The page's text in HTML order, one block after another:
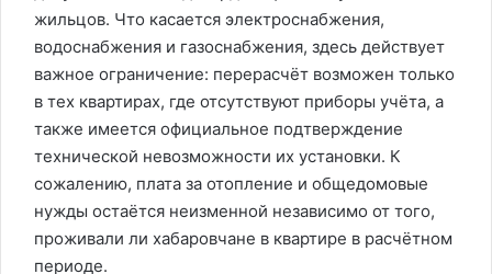
жильцов. Что касается электроснабжения,
водоснабжения и газоснабжения, здесь действует
важное ограничение: перерасчёт возможен только
в тех квартирах, где отсутствуют приборы учёта, а
также имеется официальное подтверждение
технической невозможности их установки. К
сожалению, плата за отопление и общедомовые
нужды остаётся неизменной независимо от того,
проживали ли хабаровчане в квартире в расчётном
периоде.